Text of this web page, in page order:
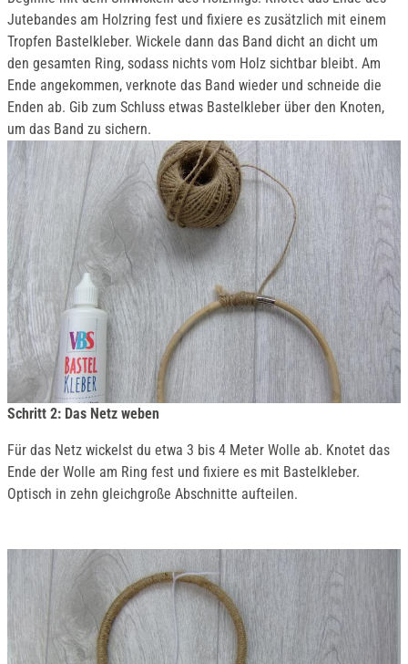
Jutebandes am Holzring fest und fixiere es zusätzlich mit einem
Tropfen Bastelkleber. Wickele dann das Band dicht an dicht um
den gesamten Ring, sodass nichts vom Holz sichtbar bleibt. Am
Ende angekommen, verknote das Band wieder und schneide die
Enden ab. Gib zum Schluss etwas Bastelkleber über den Knoten,
um das Band zu sichern.
Schritt 2: Das Netz weben
Für das Netz wickelst du etwa 3 bis 4 Meter Wolle ab. Knotet das
Ende der Wolle am Ring fest und fixiere es mit Bastelkleber.
Optisch in zehn gleichgroße Abschnitte aufteilen.